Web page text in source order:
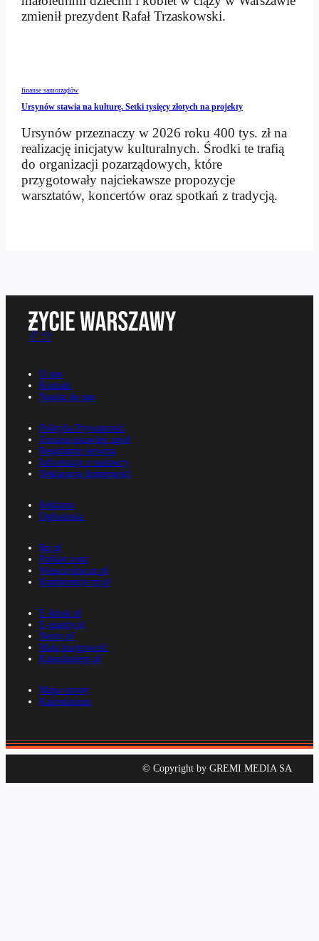
zmienił prezydent Rafał Trzaskowski.
finanse samorządów
Ursynów stawia na kulturę. Setki tysięcy złotych na projekty
Ursynów przeznaczy w 2026 roku 400 tys. zł na
realizację inicjatyw kulturalnych. Środki te trafią
do organizacji pozarządowych, które
przygotowały najciekawsze propozycje
warsztatów, koncertów oraz spotkań z tradycją.
O nas
Kontakt
Napisz do nas
Polityka Prywatności
Zmiana ustawień zgód
Regulamin serwisu
Informacje o nadawcy
Deklaracja dostępności
Reklama
Ogłoszenia
Rp.pl
Parkiet.com
Wiescirolnicze.pl
Konferencje.rp.pl
E-kiosk.pl
E-gazety.pl
Nexto.pl
Mała księgowość
Kancelarierp.pl
Mapa strony
Kalendarium
© Copyright by GREMI MEDIA SA